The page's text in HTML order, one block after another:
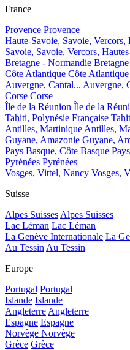
France
Provence Provence
Haute-Savoie, Savoie, Vercors,
Savoie, Savoie, Vercors,
Bretagne - Normandie
Côte Atlantique Côte Atlantique
Auvergne, Cantal... Auvergne,
Corse Corse
Île de la Réunion Île de la
Tahiti, Polynésie Française
Antilles, Martinique Antilles,
Guyane, Amazonie Guyane,
Pays Basque, Côte Basque
Pyrénées Pyrénées
Vosges, Vittel, Nancy Vosges,
Suisse
Alpes Suisses Alpes Suisses
Lac Léman Lac Léman
La Genève Internationale La
Au Tessin Au Tessin
Europe
Portugal Portugal
Islande Islande
Angleterre Angleterre
Espagne Espagne
Norvège Norvège
Grèce Grèce